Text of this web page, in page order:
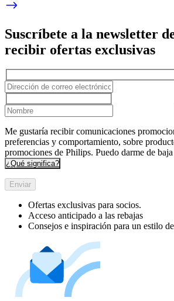
Suscríbete a la newsletter
recibir ofertas exclusivas
Me gustaría recibir comunicaciones
preferencias y comportamiento, sobre
promociones de Philips. Puedo darme de
¿Qué significa?
Enviar
Ofertas exclusivas para socios.
Acceso anticipado a las rebajas
Consejos e inspiración para un estilo